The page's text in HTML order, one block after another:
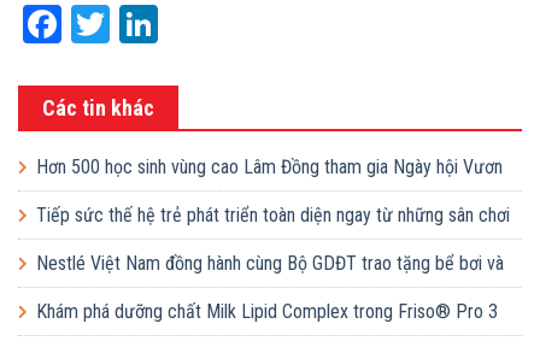
Facebook
Twitter
Các tin khác
Hơn 500 học sinh vùng cao Lâm Đồng tham gia Ngày hội Vươn
cao Việt Nam
Tiếp sức thế hệ trẻ phát triển toàn diện ngay từ những sân chơi
học đường
Nestlé Việt Nam đồng hành cùng Bộ GDĐT trao tặng bể bơi và
lớp dạy bơi mô hình điểm cho học sinh tại tỉnh Bắc Ninh
Khám phá dưỡng chất Milk Lipid Complex trong Friso® Pro 3